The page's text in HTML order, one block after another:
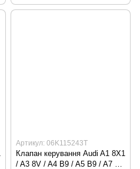
Артикул: 06K115243T
Клапан керування Audi A1 8X1
/ A3 8V / A4 B9 / A5 B9 / A7 C8